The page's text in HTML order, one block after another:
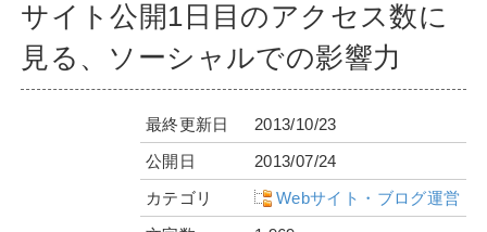
サイト公開1日目のアクセス数に
見る、ソーシャルでの影響力
最終更新日
2013/10/23
公開日
2013/07/24
カテゴリ
Webサイト・ブログ運営